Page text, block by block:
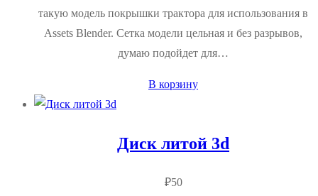
такую модель покрышки трактора для использования в
Assets Blender. Сетка модели цельная и без разрывов,
думаю подойдет для…
В корзину
Диск литой 3d
₽50